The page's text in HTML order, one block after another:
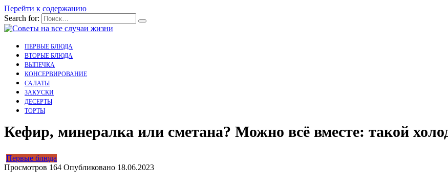
Перейти к содержанию
Search for:
ПЕРВЫЕ БЛЮДА
ВТОРЫЕ БЛЮДА
ВЫПЕЧКА
КОНСЕРВИРОВАНИЕ
САЛАТЫ
ЗАКУСКИ
ДЕСЕРТЫ
ТОРТЫ
Кефир, минералка или сметана? Можно всё вместе: такой
Первые блюда
Просмотров 164 Опубликовано 18.06.2023